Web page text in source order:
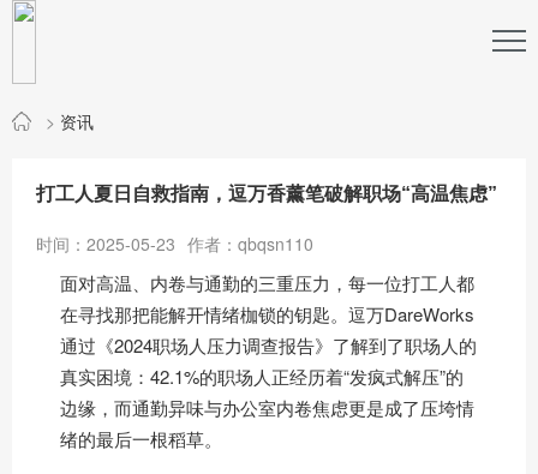
> 资讯
打工人夏日自救指南，逗万香薰笔破解职场“高温焦虑”
时间：2025-05-23 作者：qbqsn110
面对高温、内卷与通勤的三重压力，每一位打工人都
在寻找那把能解开情绪枷锁的钥匙。逗万DareWorks
通过《2024职场人压力调查报告》了解到了职场人的
真实困境：42.1%的职场人正经历着“发疯式解压”的
边缘，而通勤异味与办公室内卷焦虑更是成了压垮情
绪的最后一根稻草。